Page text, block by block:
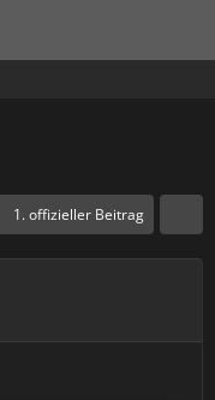
1. offizieller Beitrag